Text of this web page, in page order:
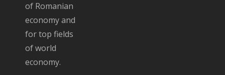
of Romanian
economy and
for top fields
of world
economy.